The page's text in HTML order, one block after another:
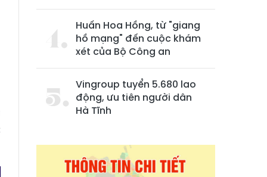
Huấn Hoa Hồng, từ "giang
hồ mạng" đến cuộc khám
xét của Bộ Công an
Vingroup tuyển 5.680 lao
động, ưu tiên người dân
Hà Tĩnh